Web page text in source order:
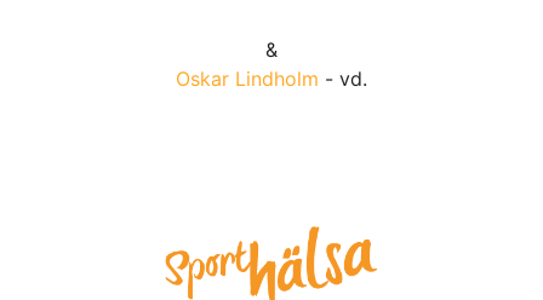
&
Oskar Lindholm - vd.